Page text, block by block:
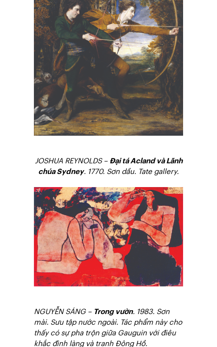
JOSHUA REYNOLDS – Đại tá Acland và Lãnh
chúa Sydney. 1770. Sơn dầu. Tate gallery.
NGUYỄN SÁNG – Trong vườn. 1983. Sơn
mài. Sưu tập nước ngoài. Tác phẩm này cho
thấy có sự pha trộn giữa Gauguin với điêu
khắc đình làng và tranh Đông Hồ.